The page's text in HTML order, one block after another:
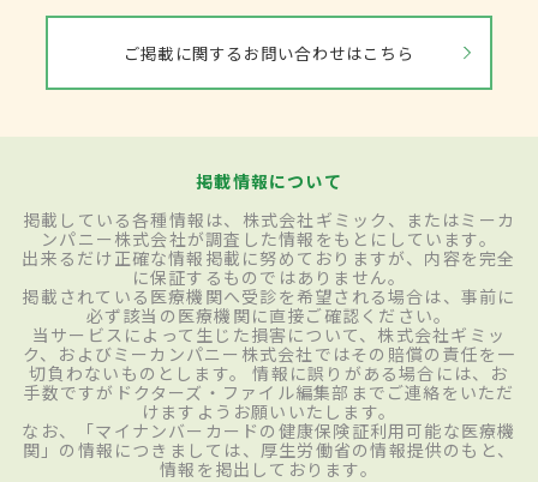
ご掲載に関するお問い合わせはこちら
掲載情報について
掲載している各種情報は、株式会社ギミック、またはミーカ
ンパニー株式会社が調査した情報をもとにしています。
出来るだけ正確な情報掲載に努めておりますが、内容を完全
に保証するものではありません。
掲載されている医療機関へ受診を希望される場合は、事前に
必ず該当の医療機関に直接ご確認ください。
当サービスによって生じた損害について、株式会社ギミッ
ク、およびミーカンパニー株式会社ではその賠償の責任を一
切負わないものとします。 情報に誤りがある場合には、お
手数ですがドクターズ・ファイル編集部までご連絡をいただ
けますようお願いいたします。
なお、「マイナンバーカードの健康保険証利用可能な医療機
関」の情報につきましては、厚生労働省の情報提供のもと、
情報を掲出しております。